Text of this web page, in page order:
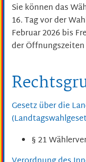
Sie können das
16. Tag vor der
Februar 2026 bis
der
Gesetz über die
§ 21